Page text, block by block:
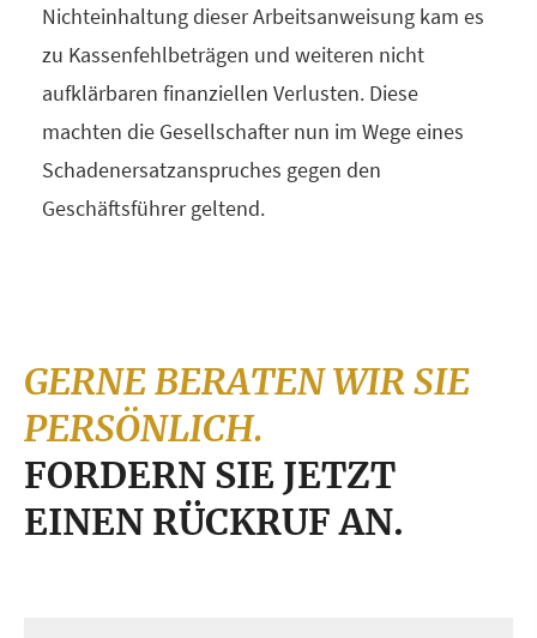
Nichteinhaltung dieser Arbeitsanweisung kam es
zu Kassenfehlbeträgen und weiteren nicht
aufklärbaren finanziellen Verlusten. Diese
machten die Gesellschafter nun im Wege eines
Schadenersatzanspruches gegen den
Geschäftsführer geltend.
GERNE BERATEN WIR SIE
PERSÖNLICH.
FORDERN SIE JETZT
EINEN RÜCKRUF AN.